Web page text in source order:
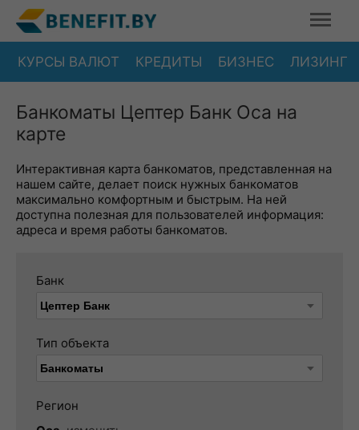
КУРСЫ ВАЛЮТ КРЕДИТЫ БИЗНЕС ЛИЗИНГ
Банкоматы Цептер Банк Оса на
карте
Интерактивная карта банкоматов, представленная на
нашем сайте, делает поиск нужных банкоматов
максимально комфортным и быстрым. На ней
доступна полезная для пользователей информация:
адреса и время работы банкоматов.
Банк
Тип объекта
Регион